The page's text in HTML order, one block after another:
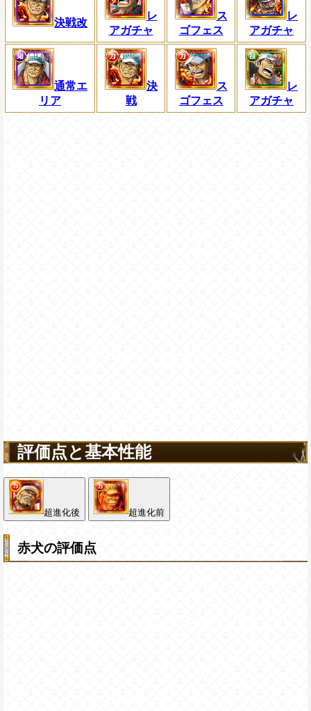
決戦改
レ
アガチャ
ス
ゴフェス
レ
アガチャ
通常エ
リア
決
戦
ス
ゴフェス
レ
アガチャ
評価点と基本性能
超進化後 超進化前
赤犬の評価点